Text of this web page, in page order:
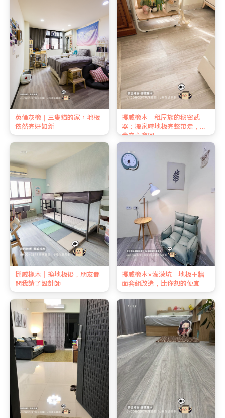
英倫灰橡｜三隻貓的家，地板
依然完好如新
挪威橡木｜租屋族的秘密武
器：搬家時地板完整帶走，押
金安心拿回
挪威橡木｜換地板後，朋友都
問我請了設計師
挪威橡木×濛濛坑｜地板＋牆
面套組改造，比你想的便宜